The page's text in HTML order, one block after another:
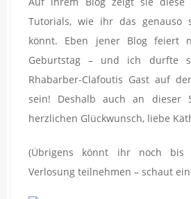
Tutorials, wie ihr das genauso
könnt. Eben jener Blog feiert
Geburtstag – und ich durfte
Rhabarber-Clafoutis Gast auf der
sein! Deshalb auch an dieser
herzlichen Glückwunsch, liebe
(Übrigens könnt ihr noch bis
Verlosung teilnehmen – schaut